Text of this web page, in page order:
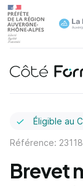
Éligible au
Référence:
Brevet